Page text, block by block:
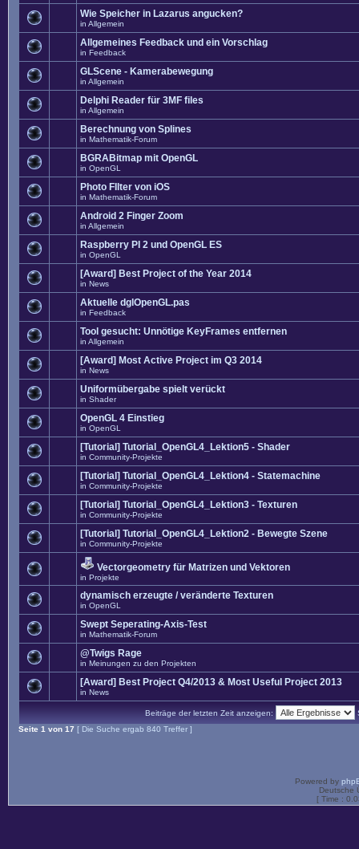
Wie Speicher in Lazarus angucken?
in Allgemein
Allgemeines Feedback und ein Vorschlag
in Feedback
GLScene - Kamerabewegung
in Allgemein
Delphi Reader für 3MF files
in Allgemein
Berechnung von Splines
in Mathematik-Forum
BGRABitmap mit OpenGL
in OpenGL
Photo FIlter von iOS
in Mathematik-Forum
Android 2 Finger Zoom
in Allgemein
Raspberry PI 2 und OpenGL ES
in OpenGL
[Award] Best Project of the Year 2014
in News
Aktuelle dglOpenGL.pas
in Feedback
Tool gesucht: Unnötige KeyFrames entfernen
in Allgemein
[Award] Most Active Project im Q3 2014
in News
Uniformübergabe spielt verückt
in Shader
OpenGL 4 Einstieg
in OpenGL
[Tutorial] Tutorial_OpenGL4_Lektion5 - Shader
in Community-Projekte
[Tutorial] Tutorial_OpenGL4_Lektion4 - Statemachine
in Community-Projekte
[Tutorial] Tutorial_OpenGL4_Lektion3 - Texturen
in Community-Projekte
[Tutorial] Tutorial_OpenGL4_Lektion2 - Bewegte Szene
in Community-Projekte
Vectorgeometry für Matrizen und Vektoren
in Projekte
dynamisch erzeugte / veränderte Texturen
in OpenGL
Swept Seperating-Axis-Test
in Mathematik-Forum
@Twigs Rage
in Meinungen zu den Projekten
[Award] Best Project Q4/2013 & Most Useful Project 2013
in News
Beiträge der letzten Zeit anzeigen:
Seite 1 von 17 [ Die Suche ergab 840 Treffer ]
Powered by
Deutsche
[ Time :